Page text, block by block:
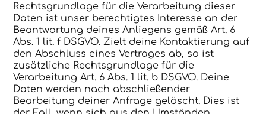
Rechtsgrundlage für die Verarbeitung dieser
Daten ist unser berechtigtes Interesse an der
Beantwortung deines Anliegens gemäß Art. 6
Abs. 1 lit. f DSGVO. Zielt deine Kontaktierung auf
den Abschluss eines Vertrages ab, so ist
zusätzliche Rechtsgrundlage für die
Verarbeitung Art. 6 Abs. 1 lit. b DSGVO. Deine
Daten werden nach abschließender
Bearbeitung deiner Anfrage gelöscht. Dies ist